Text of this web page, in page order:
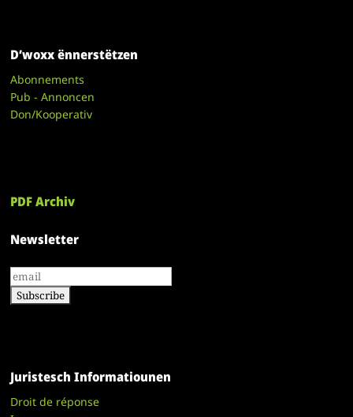
D’woxx ënnerstëtzen
Abonnements
Pub - Annoncen
Don/Kooperativ
PDF Archiv
Newsletter
Juristesch Informatiounen
Droit de réponse